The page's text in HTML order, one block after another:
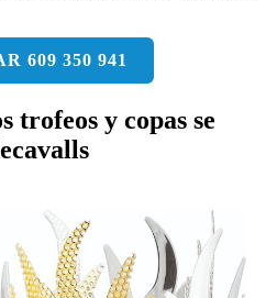
609 350 941
trofeos y copas se